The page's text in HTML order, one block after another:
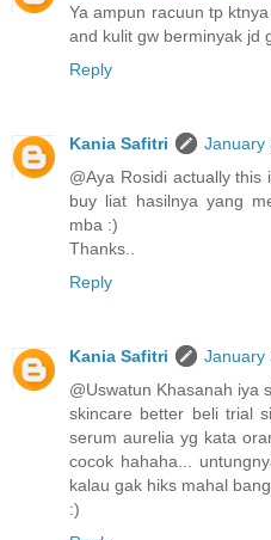
Ya ampun racuun tp
and kulit gw berminyak jd
Reply
Kania Safitri
January
@Aya Rosidi actually
buy liat hasilnya yang
mba :)
Thanks..
Reply
Kania Safitri
January
@Uswatun Khasanah iya
skincare better beli trial
serum aurelia yg kata
cocok hahaha...
kalau gak hiks mahal
:)